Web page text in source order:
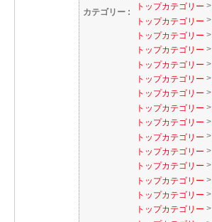
カテゴリー :
トップカテゴリー >
トップカテゴリー >
トップカテゴリー >
トップカテゴリー >
トップカテゴリー >
トップカテゴリー >
トップカテゴリー >
トップカテゴリー >
トップカテゴリー >
トップカテゴリー >
トップカテゴリー >
トップカテゴリー >
トップカテゴリー >
トップカテゴリー >
トップカテゴリー >